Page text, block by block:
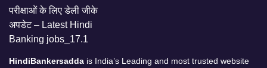
HindiBankersadda is India’s Leading and most trusted website